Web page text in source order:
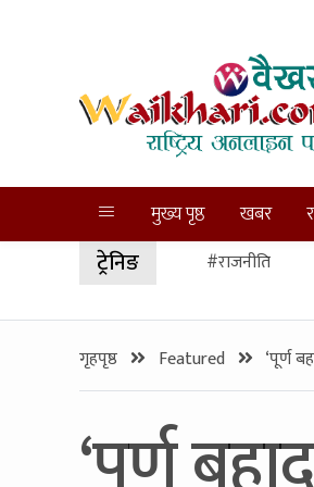
मुख्य पृष्ठ खबर
ट्रेनिङ #राजनीति
गृहपृष्ठ Featured ‘पूर्ण